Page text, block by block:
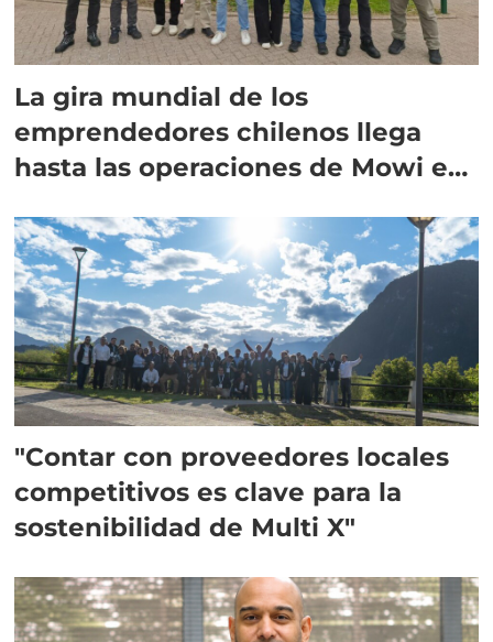
La gira mundial de los
emprendedores chilenos llega
hasta las operaciones de Mowi en
"Contar con proveedores locales
competitivos es clave para la
sostenibilidad de Multi X"